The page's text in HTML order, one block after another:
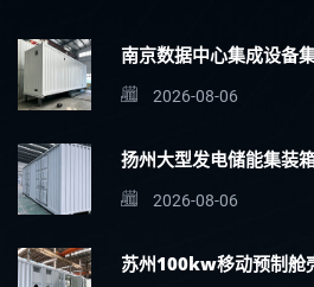
南京数据中心集成设备
2026-08-06
扬州大型发电储能集装
2026-08-06
苏州100kw移动预制舱